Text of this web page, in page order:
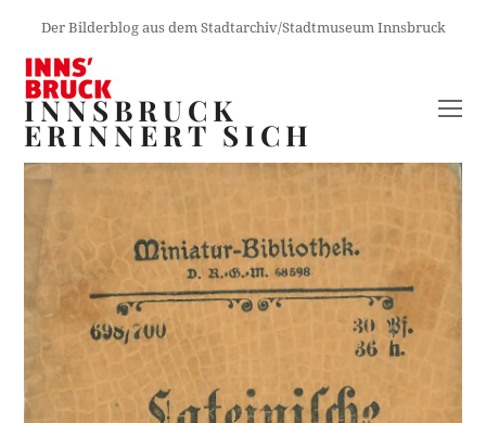
Der Bilderblog aus dem Stadtarchiv/Stadtmuseum Innsbruck
INNSBRUCK
ERINNERT SICH